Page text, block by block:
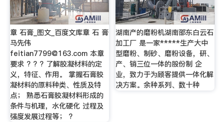
章 石膏_图文_百度文库章 石 膏
马先伟
feitian7799@163.com本章
要求 ? ? ? 了解胶凝材料的定
义，特征、作用。 掌握石膏胶
凝材料的原料种类、性质及特
点； 熟悉石膏胶凝材料形成的
条件与机理，水化硬化 过程及
强度发展过程等； ?
湖南产的磨粉机湖南邵东白云石
加工厂 是一家*****生产大中
型磨粉、制砂、磨粉设备，研、
产、销三位一体的股份制 企
业，致力于为顾客提供一体化解
决方案。余种系列、数十种